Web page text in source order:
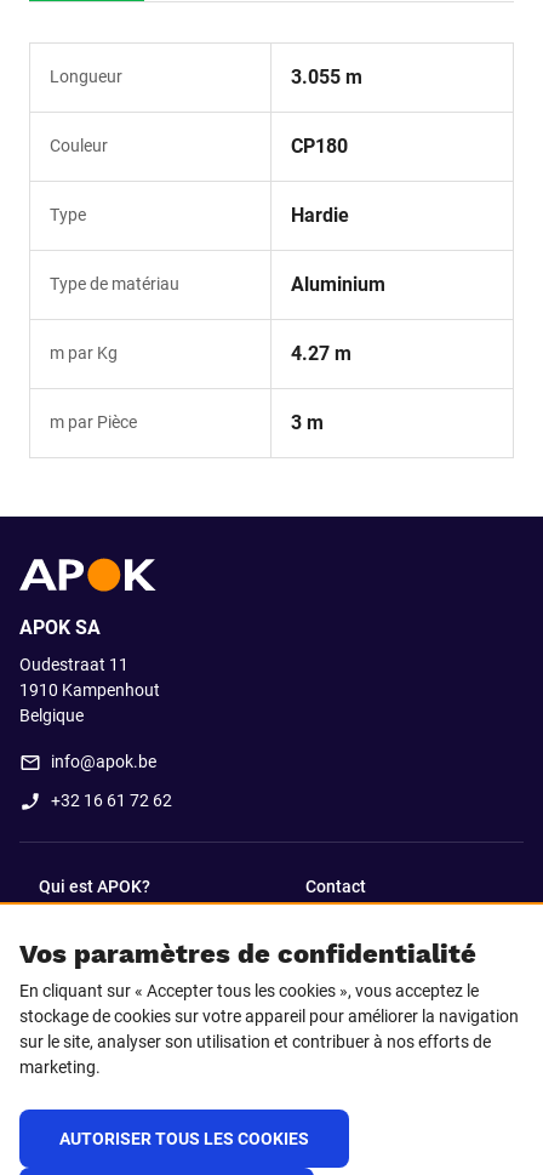
Longueur 3.055 m
Couleur CP180
Type Hardie
Type de matériau Aluminium
m par Kg 4.27 m
m par Pièce 3 m
Vos paramètres de confidentialité
En cliquant sur « Accepter tous les cookies », vous acceptez le
stockage de cookies sur votre appareil pour améliorer la navigation
sur le site, analyser son utilisation et contribuer à nos efforts de
marketing.
AUTORISER TOUS LES COOKIES
APOK SA
Oudestraat 11
1910 Kampenhout
Belgique
info@apok.be
+32 16 61 72 62
Qui est APOK? Contact
SUIVEZ-NOUS SUR
Facebook LinkedIn